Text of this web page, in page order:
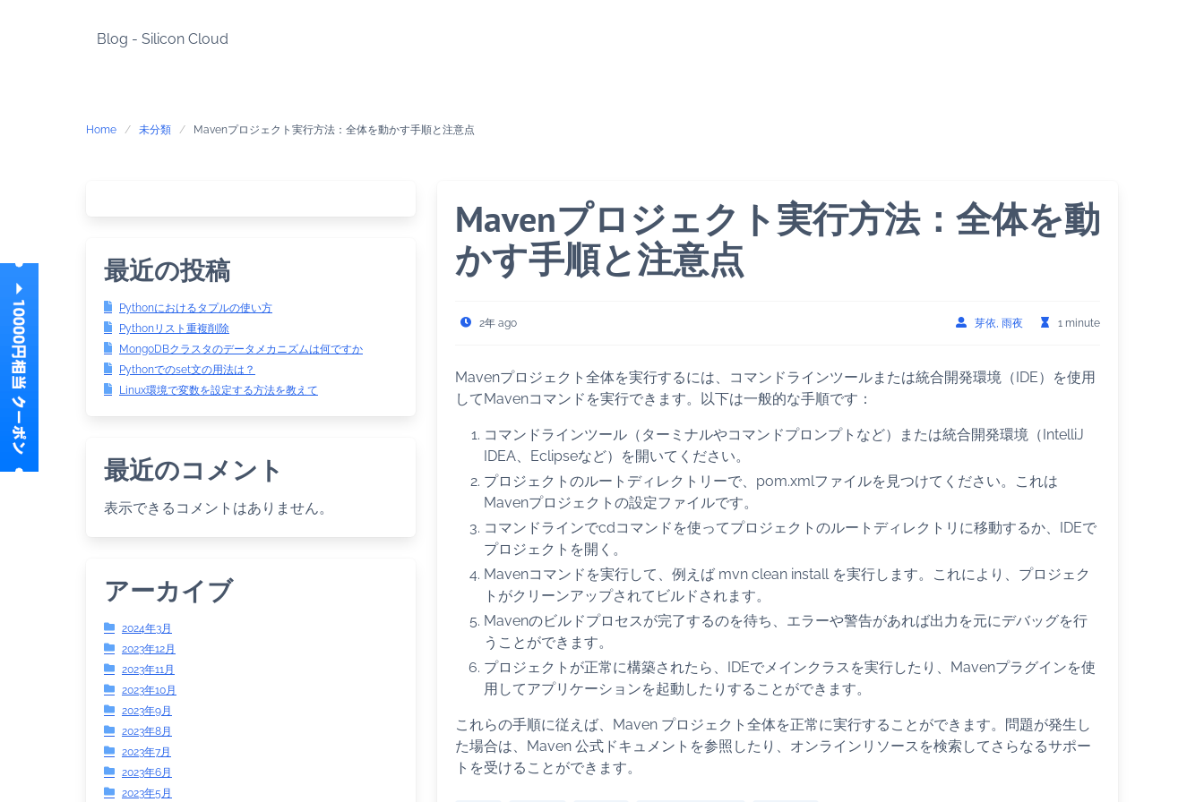
Blog - Silicon Cloud
Home 未分類 Mavenプロジェクト実行方法：全体を動かす手順と注意点
最近の投稿
Pythonにおけるタプルの使い方
Pythonリスト重複削除
MongoDBクラスタのデータメカニズムは何ですか
Pythonでのset文の用法は？
Linux環境で変数を設定する方法を教えて
最近のコメント
表示できるコメントはありません。
アーカイブ
2024年3月
2023年12月
2023年11月
2023年10月
2023年9月
2023年8月
2023年7月
2023年6月
2023年5月
Mavenプロジェクト実行方法：全体を動
かす手順と注意点
2年 ago 芽依, 雨夜 1 minute
Mavenプロジェクト全体を実行するには、コマンドラインツールまたは統合開発環境（IDE）を使用
してMavenコマンドを実行できます。以下は一般的な手順です：
コマンドラインツール（ターミナルやコマンドプロンプトなど）または統合開発環境（IntelliJ
IDEA、Eclipseなど）を開いてください。
プロジェクトのルートディレクトリーで、pom.xmlファイルを見つけてください。これは
Mavenプロジェクトの設定ファイルです。
コマンドラインでcdコマンドを使ってプロジェクトのルートディレクトリに移動するか、IDEで
プロジェクトを開く。
Mavenコマンドを実行して、例えば mvn clean install を実行します。これにより、プロジェク
トがクリーンアップされてビルドされます。
Mavenのビルドプロセスが完了するのを待ち、エラーや警告があれば出力を元にデバッグを行
うことができます。
プロジェクトが正常に構築されたら、IDEでメインクラスを実行したり、Mavenプラグインを使
用してアプリケーションを起動したりすることができます。
これらの手順に従えば、Maven プロジェクト全体を正常に実行することができます。問題が発生し
た場合は、Maven 公式ドキュメントを参照したり、オンラインリソースを検索してさらなるサポー
トを受けることができます。